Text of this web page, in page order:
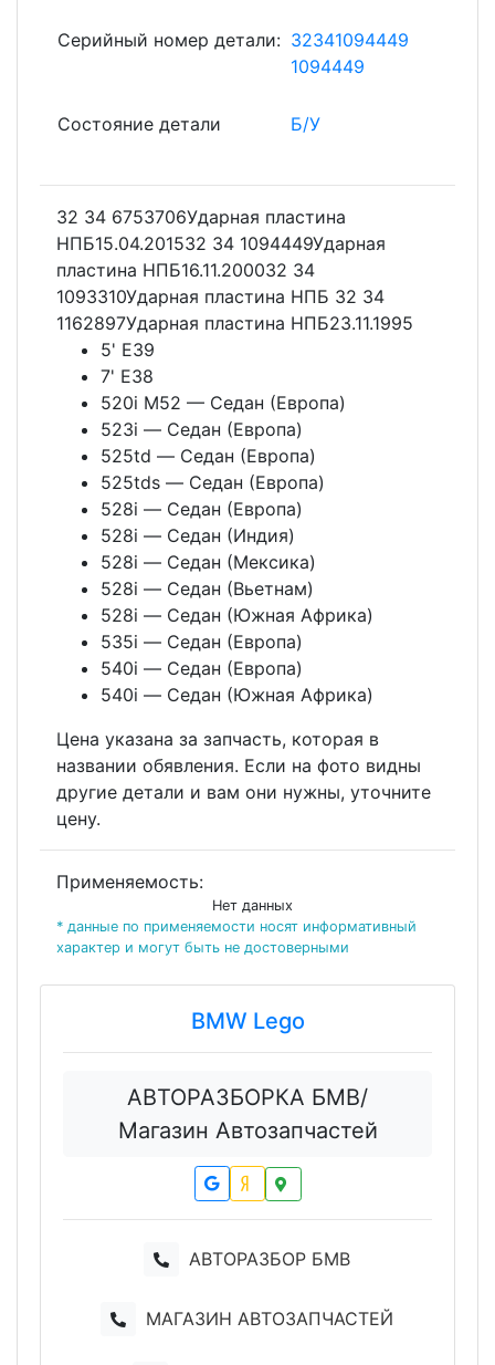
Серийный номер детали: 32341094449
1094449
Состояние детали Б/У
32 34 6753706Ударная пластина
НПБ15.04.201532 34 1094449Ударная
пластина НПБ16.11.200032 34
1093310Ударная пластина НПБ 32 34
1162897Ударная пластина НПБ23.11.1995
5' E39
7' E38
520i M52 — Седан (Европа)
523i — Седан (Европа)
525td — Седан (Европа)
525tds — Седан (Европа)
528i — Седан (Европа)
528i — Седан (Индия)
528i — Седан (Мексика)
528i — Седан (Вьетнам)
528i — Седан (Южная Африка)
535i — Седан (Европа)
540i — Седан (Европа)
540i — Седан (Южная Африка)
Цена указана за запчасть, которая в
названии обявления. Если на фото видны
другие детали и вам они нужны, уточните
цену.
Применяемость:
Нет данных
* данные по применяемости носят информативный
характер и могут быть не достоверными
BMW Lego
АВТОРАЗБОРКА БМВ/
Магазин Автозапчастей
АВТОРАЗБОР БМВ
МАГАЗИН АВТОЗАПЧАСТЕЙ